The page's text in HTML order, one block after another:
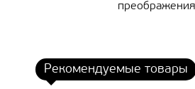
Рекомендуемые товары